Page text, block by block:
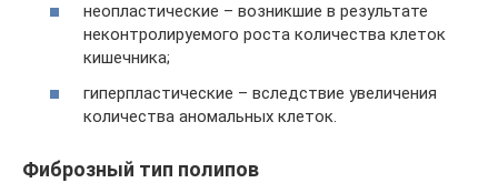
неопластические – возникшие в результате
неконтролируемого роста количества клеток
кишечника;
гиперпластические – вследствие увеличения
количества аномальных клеток.
Фиброзный тип полипов